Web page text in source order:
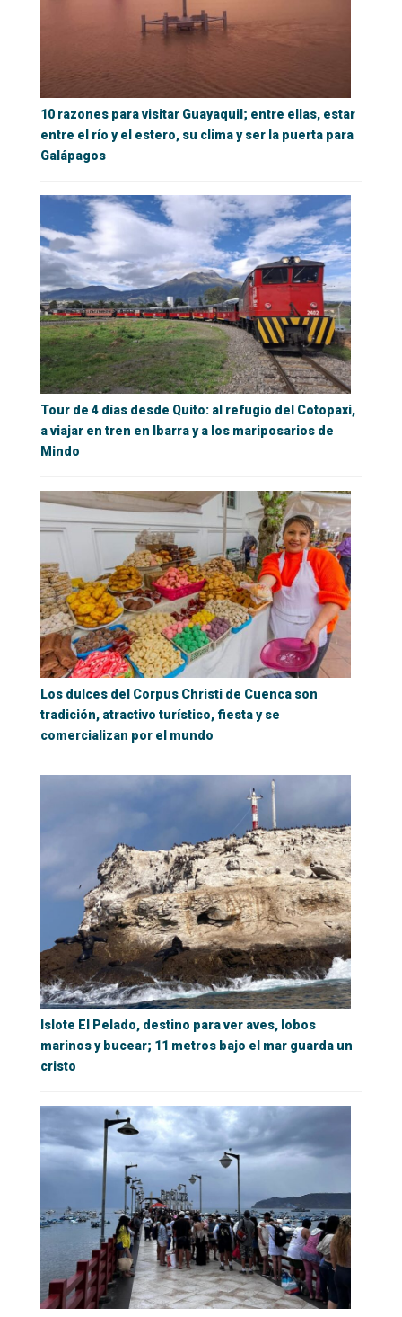
10 razones para visitar Guayaquil; entre ellas, estar
entre el río y el estero, su clima y ser la puerta para
Galápagos
Tour de 4 días desde Quito: al refugio del Cotopaxi,
a viajar en tren en Ibarra y a los mariposarios de
Mindo
Los dulces del Corpus Christi de Cuenca son
tradición, atractivo turístico, fiesta y se
comercializan por el mundo
Islote El Pelado, destino para ver aves, lobos
marinos y bucear; 11 metros bajo el mar guarda un
cristo